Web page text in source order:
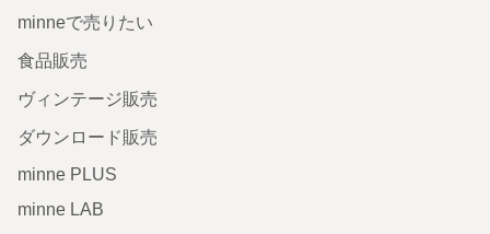
minneで売りたい
食品販売
ヴィンテージ販売
ダウンロード販売
minne PLUS
minne LAB